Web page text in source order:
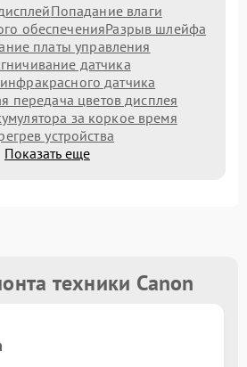
Попадание влаги
обеспеченияРазрыв шлейфа
платы управления
датчика
датчика
передача цветов дисплея
за коркое время
устройства
Показать еще
техники Canon